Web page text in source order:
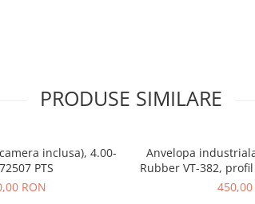
PRODUSE SIMILARE
inclusa), 4.00-
PTS
RON
Anvelopa
Rubber VT-382,
Made in
450,00